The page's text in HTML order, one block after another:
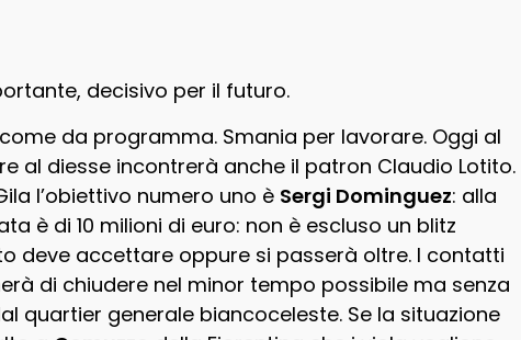
decisivo per il futuro.
da programma. Smania per lavorare. Oggi al
al diesse incontrerà anche il patron Claudio Lotito.
l’obiettivo numero uno è Sergi Dominguez: alla
è di 10 milioni di euro: non è escluso un blitz
deve accettare oppure si passerà oltre. I contatti
di chiudere nel minor tempo possibile ma senza
quartier generale biancoceleste. Se la situazione